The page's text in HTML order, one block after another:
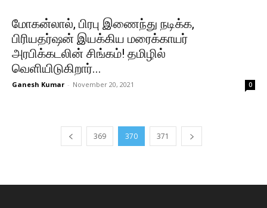
மோகன்லால், பிரபு இணைந்து நடிக்க,
பிரியதர்ஷன் இயக்கிய மரைக்காயர்
அரபிக்கடலின் சிங்கம்! தமிழில்
வெளியிடுகிறார்...
Ganesh Kumar - November 20, 2021 0
369 370 371